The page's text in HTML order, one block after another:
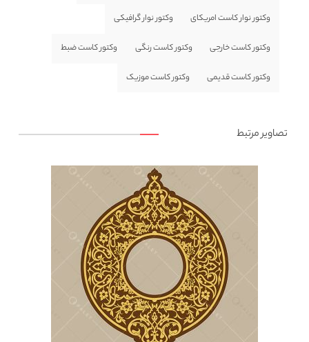
وکتور نوار کاست امریکای وکتور نوار گرافیکی
وکتور کاست خارجی وکتور کاست رنگی وکتور کاست ضبط
وکتور کاست قدیمی وکتور کاست موزیک
تصاویر مرتبط